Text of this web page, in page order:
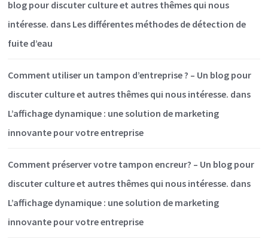
blog pour discuter culture et autres thêmes qui nous
intéresse. dans Les différentes méthodes de détection de
fuite d’eau
Comment utiliser un tampon d’entreprise ? – Un blog pour
discuter culture et autres thêmes qui nous intéresse. dans
L’affichage dynamique : une solution de marketing
innovante pour votre entreprise
Comment préserver votre tampon encreur? – Un blog pour
discuter culture et autres thêmes qui nous intéresse. dans
L’affichage dynamique : une solution de marketing
innovante pour votre entreprise